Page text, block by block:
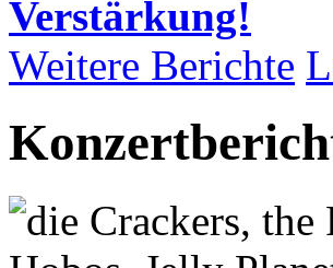
Verstärkung!
Weitere Berichte